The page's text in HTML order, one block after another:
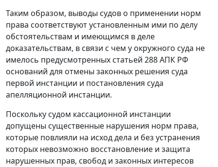
Таким образом, выводы судов о применении норм
права соответствуют установленным ими по делу
обстоятельствам и имеющимся в деле
доказательствам, в связи с чем у окружного суда не
имелось предусмотренных статьей 288 АПК РФ
оснований для отмены законных решения суда
первой инстанции и постановления суда
апелляционной инстанции.
Поскольку судом кассационной инстанции
допущены существенные нарушения норм права,
которые повлияли на исход дела и без устранения
которых невозможно восстановление и защита
нарушенных прав, свобод и законных интересов